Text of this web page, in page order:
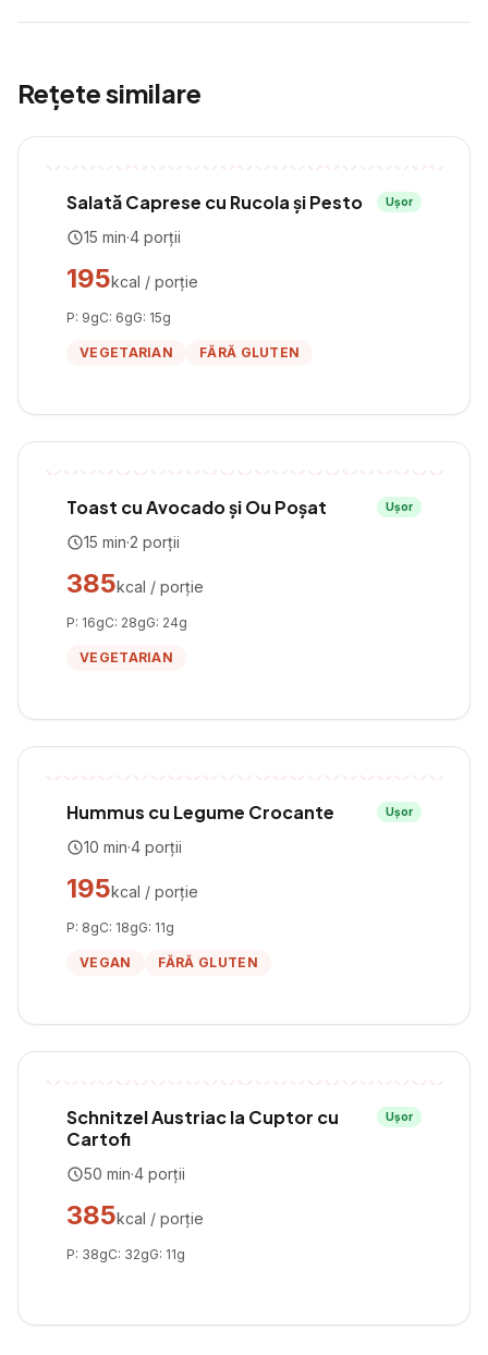
Rețete similare
Salată Caprese cu Rucola și Pesto Ușor
15 min·4 porții
195kcal / porție
P: 9gC: 6gG: 15g
VEGETARIAN FĂRĂ GLUTEN
Toast cu Avocado și Ou Poșat Ușor
15 min·2 porții
385kcal / porție
P: 16gC: 28gG: 24g
VEGETARIAN
Hummus cu Legume Crocante Ușor
10 min·4 porții
195kcal / porție
P: 8gC: 18gG: 11g
VEGAN FĂRĂ GLUTEN
Schnitzel Austriac la Cuptor cu
Cartofi
Ușor
50 min·4 porții
385kcal / porție
P: 38gC: 32gG: 11g